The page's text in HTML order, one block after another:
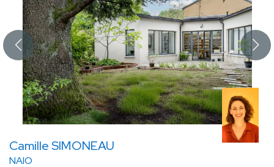
Camille SIMONEAU
NAIO